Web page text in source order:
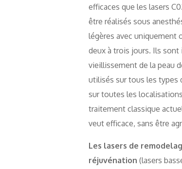
efficaces que les lasers
être réalisés sous
légères avec uniquement
deux à trois jours. Ils sont
vieillissement de la peau
utilisés sur tous les types
sur toutes les
traitement classique
veut efficace, sans être
Les lasers de
réjuvénation (lasers